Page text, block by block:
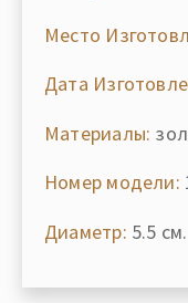
Место
Дата
Материалы:
Номер модели:
Диаметр: 5.5 см.